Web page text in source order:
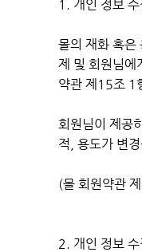
1. 개인 정보
몰의 재화 혹은
제 및 회원님에
약관 제15조 1
회원님이 제공
적, 용도가 변
(몰 회원약관
2. 개인 정보